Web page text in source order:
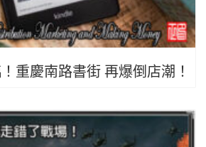
重慶南路書街 再爆倒店潮！